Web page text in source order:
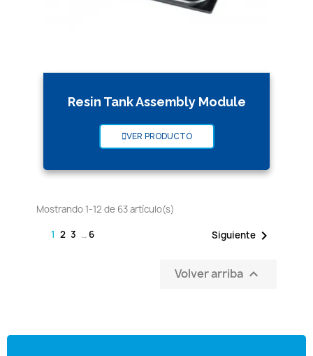
Resin Tank Assembly Module
VER PRODUCTO
Mostrando 1-12 de 63 artículo(s)
123 … 6 Siguiente
Volver arriba 